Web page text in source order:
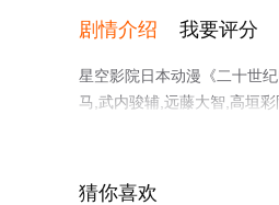
剧情介绍 我要评分
星空影院日本动漫《二十世
马,武内骏辅,远藤大智,高垣
集就上星空电影网，更多相
猜你喜欢